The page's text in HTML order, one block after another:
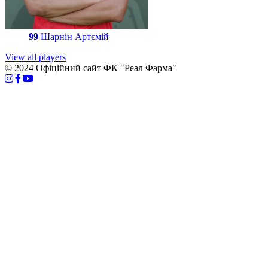
99 Шарнін Артємій
View all players
© 2024 Офіційний сайт ФК "Реал Фарма"